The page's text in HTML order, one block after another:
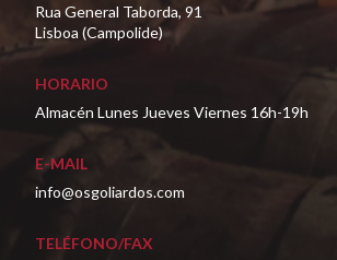
Rua General Taborda, 91
Lisboa (Campolide)
HORARIO
Almacén Lunes Jueves Viernes 16h-19h
E-MAIL
info@osgoliardos.com
TELÉFONO/FAX